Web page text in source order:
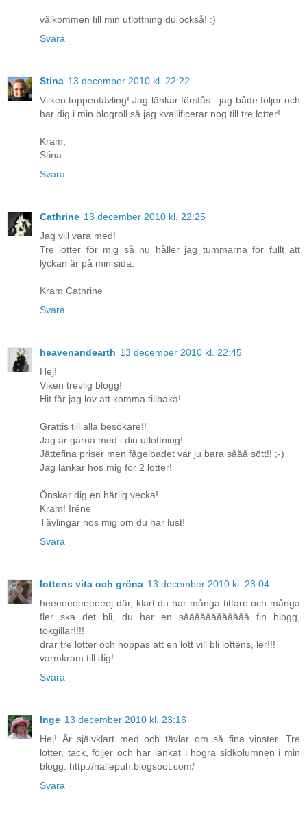
välkommen till min utlottning du också! :)
Svara
Stina 13 december 2010 kl. 22:22
Vilken toppentävling! Jag länkar förstås - jag både följer och
har dig i min blogroll så jag kvallificerar nog till tre lotter!
Kram,
Stina
Svara
Cathrine 13 december 2010 kl. 22:25
Jag vill vara med!
Tre lotter för mig så nu håller jag tummarna för fullt att
lyckan är på min sida.
Kram Cathrine
Svara
heavenandearth 13 december 2010 kl. 22:45
Hej!
Viken trevlig blogg!
Hit får jag lov att komma tillbaka!
Grattis till alla besökare!!
Jag är gärna med i din utlottning!
Jättefina priser men fågelbadet var ju bara sååå sött!! ;-)
Jag länkar hos mig för 2 lotter!
Önskar dig en härlig vecka!
Kram! Iréne
Tävlingar hos mig om du har lust!
Svara
lottens vita och gröna 13 december 2010 kl. 23:04
heeeeeeeeeeeej där, klart du har många tittare och många
fler ska det bli, du har en såååååååååååå fin blogg,
tokgillar!!!!
drar tre lotter och hoppas att en lott vill bli lottens, ler!!!
varmkram till dig!
Svara
Inge 13 december 2010 kl. 23:16
Hej! Är självklart med och tävlar om så fina vinster. Tre
lotter, tack, följer och har länkat i högra sidkolumnen i min
blogg: http://nallepuh.blogspot.com/
Svara